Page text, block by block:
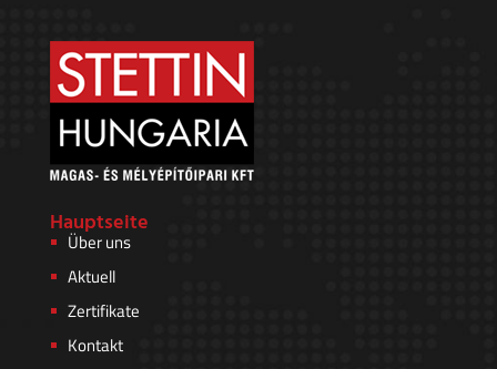
Hauptseite
Über uns
Aktuell
Zertifikate
Kontakt